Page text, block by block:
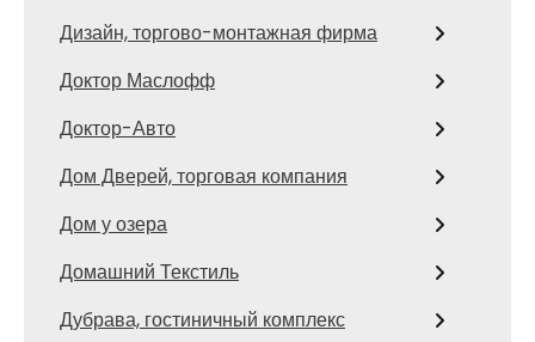
Дизайн, торгово-монтажная фирма
Доктор Маслофф
Доктор-Авто
Дом Дверей, торговая компания
Дом у озера
Домашний Текстиль
Дубрава, гостиничный комплекс